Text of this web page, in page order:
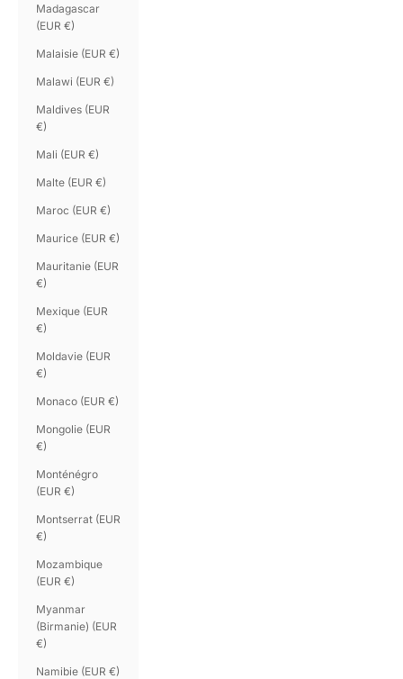
Madagascar
(EUR €)
Malaisie (EUR €)
Malawi (EUR €)
Maldives (EUR
€)
Mali (EUR €)
Malte (EUR €)
Maroc (EUR €)
Maurice (EUR €)
Mauritanie (EUR
€)
Mexique (EUR
€)
Moldavie (EUR
€)
Monaco (EUR €)
Mongolie (EUR
€)
Monténégro
(EUR €)
Montserrat (EUR
€)
Mozambique
(EUR €)
Myanmar
(Birmanie) (EUR
€)
Namibie (EUR €)